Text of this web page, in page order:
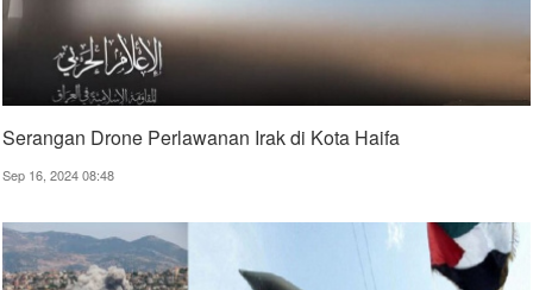
Serangan Drone Perlawanan Irak di Kota Haifa
Sep 16, 2024 08:48